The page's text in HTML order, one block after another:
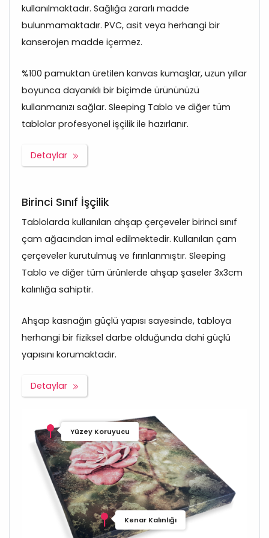
kullanılmaktadır. Sağlığa zararlı madde
bulunmamaktadır. PVC, asit veya herhangi bir
kanserojen madde içermez.
%100 pamuktan üretilen kanvas kumaşlar, uzun yıllar
boyunca dayanıklı bir biçimde ürününüzü
kullanmanızı sağlar. Sleeping Tablo ve diğer tüm
tablolar profesyonel işçilik ile hazırlanır.
Detaylar
Birinci Sınıf İşçilik
Tablolarda kullanılan ahşap çerçeveler birinci sınıf
çam ağacından imal edilmektedir. Kullanılan çam
çerçeveler kurutulmuş ve fırınlanmıştır. Sleeping
Tablo ve diğer tüm ürünlerde ahşap şaseler 3x3cm
kalınlığa sahiptir.
Ahşap kasnağın güçlü yapısı sayesinde, tabloya
herhangi bir fiziksel darbe olduğunda dahi güçlü
yapısını korumaktadır.
Detaylar
Yüzey Koruyucu
Kenar Kalınlığı